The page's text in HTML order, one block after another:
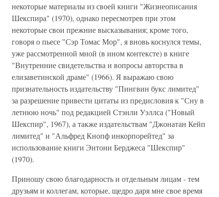
некоторые материалы из своей книги "Жизнеописания
Шекспира" (1970), однако пересмотрев при этом
некоторые свои прежние высказывания; кроме того,
говоря о пьесе "Сэр Томас Мор", я вновь коснулся темы,
уже рассмотренной мной (в ином контексте) в книге
"Внутренние свидетельства и вопросы авторства в
елизаветинской драме" (1966). Я выражаю свою
признательность издательству "Пингвин букс лимитед"
за разрешение привести цитаты из предисловия к "Сну в
летнюю ночь" под редакцией Стэнли Уэллса ("Новый
Шекспир", 1967), а также издательствам "Джонатан Кейп
лимитед" и "Альфред Кнопф инкорпорейтед" за
использование книги Энтони Берджеса "Шекспир"
(1970).
Приношу свою благодарность и отдельным лицам - тем
друзьям и коллегам, которые, щедро даря мне свое время